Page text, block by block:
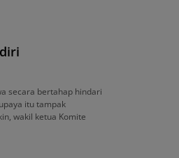
secara bertahap hindari
itu tampak
wakil ketua Komite